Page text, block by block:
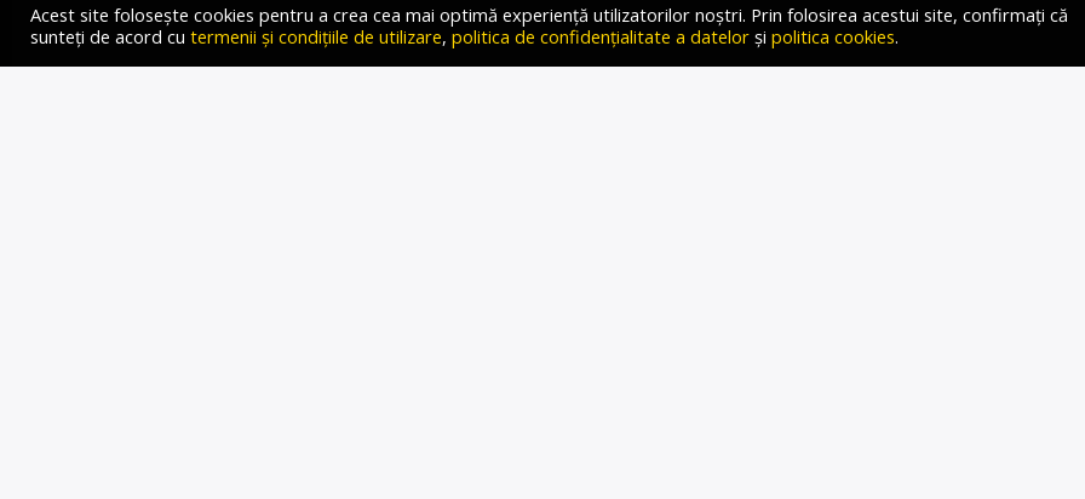
Gold FM Radio
19 DECEMBRIE 2024
Acest site folosește cookies pentru a crea cea mai optimă experiență utilizatorilor noștri. Prin folosirea acestui site, confirmați că
sunteți de acord cu termenii și condițiile de utilizare, politica de confidențialitate a datelor și politica cookies.